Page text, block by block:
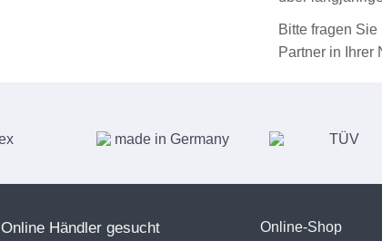
Bitte fragen
Partner in Ihrer
Online Händler gesucht Online-Shop